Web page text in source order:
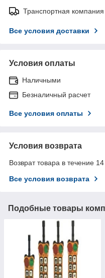
Транспортная компания
Все условия доставки
Условия оплаты
Наличными
Безналичный расчет
Все условия оплаты
Условия возврата
Возврат товара в течение
Все условия возврата
Подобные товары